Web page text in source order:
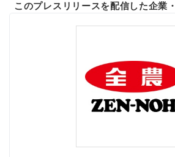
このプレスリリースを配信した企業